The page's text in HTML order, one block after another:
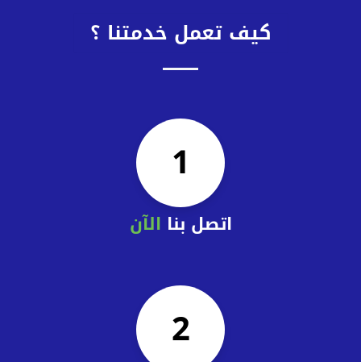
كيف تعمل خدمتنا ؟
1
اتصل بنا الآن
2